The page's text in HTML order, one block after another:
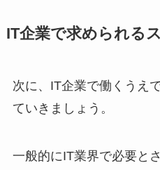
IT企業で求められる
次に、IT企業で働くうえ
ていきましょう。
一般的にIT業界で必要と